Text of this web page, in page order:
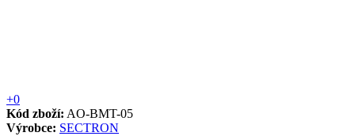
+0
Kód zboží: AO-BMT-05
Výrobce: SECTRON